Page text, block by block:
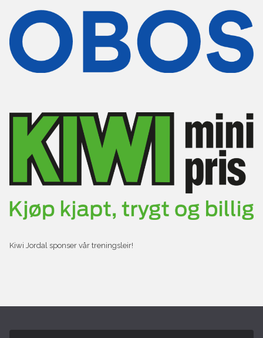
Kiwi Jordal sponser vår treningsleir!